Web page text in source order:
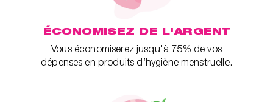
ÉCONOMISEZ DE L'ARGENT
Vous économiserez jusqu'à 75% de vos
dépenses en produits d’hygiène menstruelle.